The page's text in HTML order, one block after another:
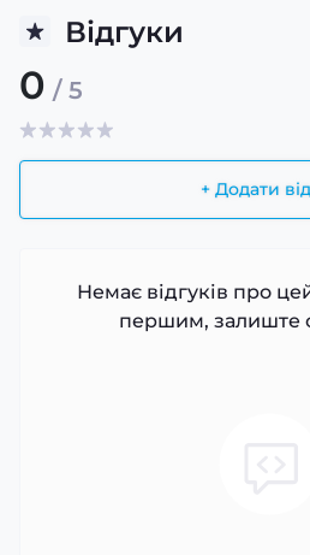
Відгуки
0 / 5
+ Додати
Немає відгуків про
першим, залиште